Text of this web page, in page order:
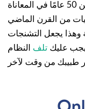
يبدأ الأشخاص الذين تزيد أعمارهم عن 50 عامًا في المعاناة
من القرن الماضي
وهذا يجعل التشنجات
يجب عليك تلف النظام